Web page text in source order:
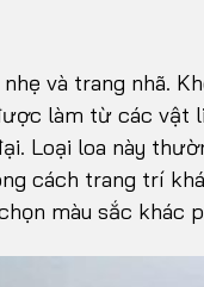
và trang nhã.
làm từ các vật
Loại loa này
cách trang trí
màu sắc khác